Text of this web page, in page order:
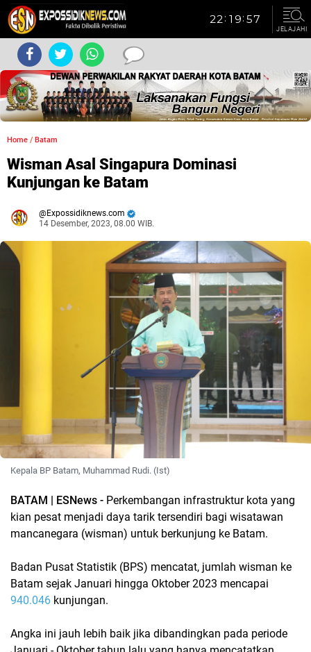
JELAJAHI
Home / Batam
Wisman Asal Singapura Dominasi
Kunjungan ke Batam
Expossidiknews.com
14 Desember, 2023, 08.00 WIB.
Kepala BP Batam, Muhammad Rudi. (Ist)
BATAM | ESNews - Perkembangan infrastruktur kota yang
kian pesat menjadi daya tarik tersendiri bagi wisatawan
mancanegara (wisman) untuk berkunjung ke Batam.
Badan Pusat Statistik (BPS) mencatat, jumlah wisman ke
Batam sejak Januari hingga Oktober 2023 mencapai
940.046 kunjungan.
Angka ini jauh lebih baik jika dibandingkan pada periode